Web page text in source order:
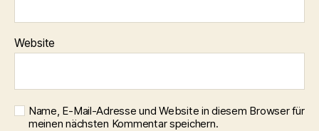
Website
Name, E-Mail-Adresse und Website in diesem Browser für
meinen nächsten Kommentar speichern.